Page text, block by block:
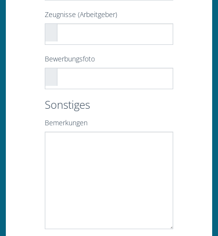
Zeugnisse (Arbeitgeber)
Bewerbungsfoto
Sonstiges
Bemerkungen